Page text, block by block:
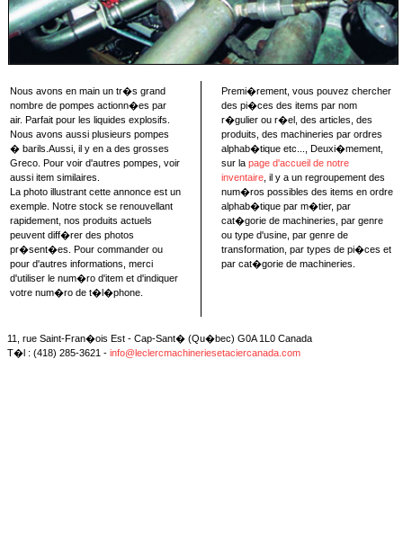
Nous avons en main un tr�s grand
nombre de pompes actionn�es par
air. Parfait pour les liquides explosifs.
Nous avons aussi plusieurs pompes
� barils.Aussi, il y en a des grosses
Greco. Pour voir d'autres pompes, voir
aussi item similaires.
La photo illustrant cette annonce est un
exemple. Notre stock se renouvellant
rapidement, nos produits actuels
peuvent diff�rer des photos
pr�sent�es. Pour commander ou
pour d'autres informations, merci
d'utiliser le num�ro d'item et d'indiquer
votre num�ro de t�l�phone.
Premi�rement, vous pouvez chercher
des pi�ces des items par nom
r�gulier ou r�el, des articles, des
produits, des machineries par ordres
alphab�tique etc..., Deuxi�mement,
sur la page d'accueil de notre
inventaire , il y a un regroupement des
num�ros possibles des items en ordre
alphab�tique par m�tier, par
cat�gorie de machineries, par genre
ou type d'usine, par genre de
transformation, par types de pi�ces et
par cat�gorie de machineries.
11, rue Saint-Fran�ois Est - Cap-Sant� (Qu�bec) G0A 1L0 Canada
T�l : (418) 285-3621 - info@leclercmachineriesetaciercanada.com